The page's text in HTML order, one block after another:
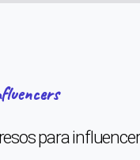
para